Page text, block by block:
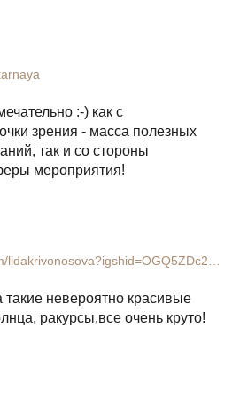
:-) как с
зрения - масса полезных
так и со стороны
мероприятия!
instagram.com/lidakrivonosova?igshid=OGQ5ZDc2ODk2ZA==
невероятно красивые
ракурсы,все очень круто!